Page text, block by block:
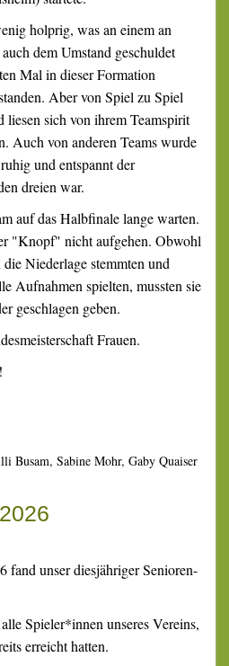
holprig, was an einem an
dem Umstand geschuldet
Mal in dieser Formation
Aber von Spiel zu Spiel
liesen sich von ihrem Teamspirit
Auch von anderen Teams wurde
und entspannt der
dreien war.
auf das Halbfinale lange warten.
"Knopf" nicht aufgehen. Obwohl
Niederlage stemmten und
Aufnahmen spielten, mussten sie
geschlagen geben.
Frauen.
Busam, Sabine Mohr, Gaby Quaiser
fand unser diesjähriger Senioren-
Spieler*innen unseres Vereins,
erreicht hatten.